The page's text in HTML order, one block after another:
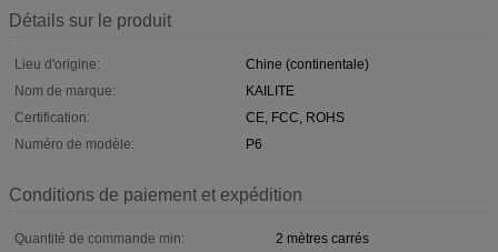
Détails sur le produit
Lieu d'origine:
Chine (continentale)
Nom de marque:
KAILITE
Certification:
CE, FCC, ROHS
Numéro de modèle:
P6
Conditions de paiement et expédition
Quantité de commande min:
2 mètres carrés